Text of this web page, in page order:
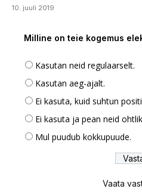
10. juuli 2019
Milline on teie kogemus
Kasutan neid regulaarselt.
Kasutan aeg-ajalt.
Ei kasuta, kuid suhtun
Ei kasuta ja pean neid
Mul puudub kokkupuude.
Vaata